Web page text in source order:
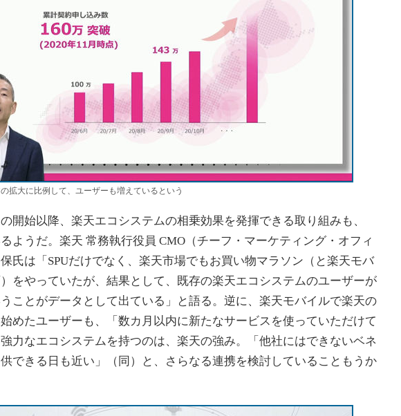
拡大に比例して、ユーザーも増えているという
開始以降、楽天エコシステムの相乗効果を発揮できる取り組みも、
ようだ。楽天 常務執行役員 CMO（チーフ・マーケティング・オフィ
氏は「SPUだけでなく、楽天市場でもお買い物マラソン（と楽天モバ
をやっていたが、結果として、既存の楽天エコシステムのユーザーが
ことがデータとして出ている」と語る。逆に、楽天モバイルで楽天の
めたユーザーも、「数カ月以内に新たなサービスを使っていただけて
力なエコシステムを持つのは、楽天の強み。「他社にはできないベネ
できる日も近い」（同）と、さらなる連携を検討していることもうか